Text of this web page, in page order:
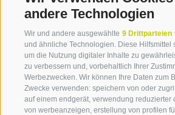
andere Technologien
Wir und andere ausgewählte 9 Drittparteien
und ähnliche Technologien. Diese Hilfsmittel
um die Nutzung digitaler Inhalte zu
zu verbessern und, vorbehaltlich Ihrer
Werbezwecken. Wir können Ihre Daten zum
Zwecke verwenden: speichern von oder
auf einem endgerät, verwendung reduzierter
von werbeanzeigen, erstellung von profilen
Partner
Camera di Commercio di
Unione commercio turismo
(Italia)